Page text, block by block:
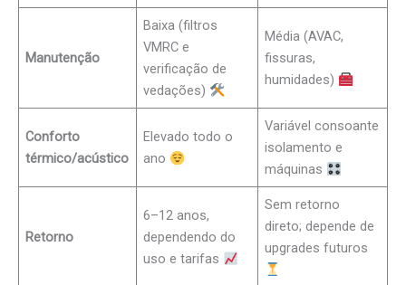
Manutenção
Baixa (filtros
VMRC e
verificação de
vedações)
Média (AVAC,
fissuras,
humidades)
Conforto
térmico/acústico
Elevado todo o
ano
Variável consoante
isolamento e
máquinas
Retorno
6–12 anos,
dependendo do
uso e tarifas
Sem retorno
direto; depende de
upgrades futuros